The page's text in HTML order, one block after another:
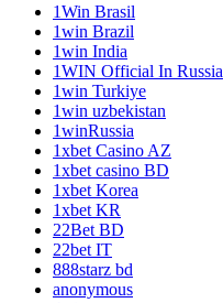
1Win Brasil
1win Brazil
1win India
1WIN Official In Russia
1win Turkiye
1win uzbekistan
1winRussia
1xbet Casino AZ
1xbet casino BD
1xbet Korea
1xbet KR
22Bet BD
22bet IT
888starz bd
anonymous